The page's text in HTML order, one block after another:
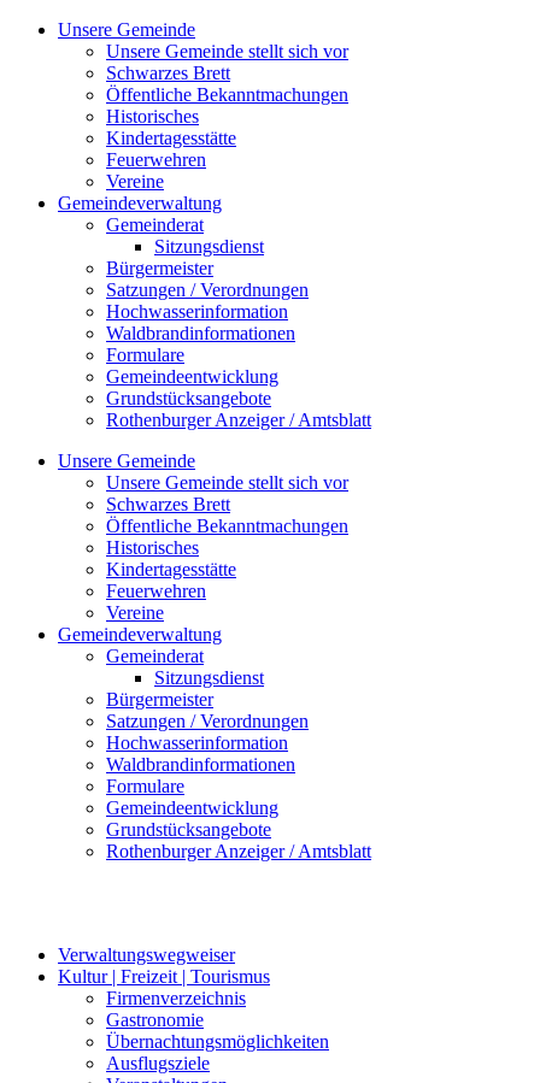
Zum
Unsere Gemeinde
Unsere Gemeinde stellt sich vor
Schwarzes Brett
Öffentliche Bekanntmachungen
Historisches
Kindertagesstätte
Feuerwehren
Vereine
Gemeindeverwaltung
Gemeinderat
Sitzungsdienst
Bürgermeister
Satzungen / Verordnungen
Hochwasserinformation
Waldbrandinformationen
Formulare
Gemeindeentwicklung
Grundstücksangebote
Rothenburger Anzeiger / Amtsblatt
Unsere Gemeinde
Unsere Gemeinde stellt sich vor
Schwarzes Brett
Öffentliche Bekanntmachungen
Historisches
Kindertagesstätte
Feuerwehren
Vereine
Gemeindeverwaltung
Gemeinderat
Sitzungsdienst
Bürgermeister
Satzungen / Verordnungen
Hochwasserinformation
Waldbrandinformationen
Formulare
Gemeindeentwicklung
Grundstücksangebote
Rothenburger Anzeiger / Amtsblatt
Verwaltungswegweiser
Kultur | Freizeit | Tourismus
Firmenverzeichnis
Gastronomie
Übernachtungsmöglichkeiten
Ausflugsziele